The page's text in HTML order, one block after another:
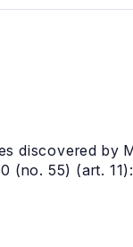
discovered by
(no. 55) (art.